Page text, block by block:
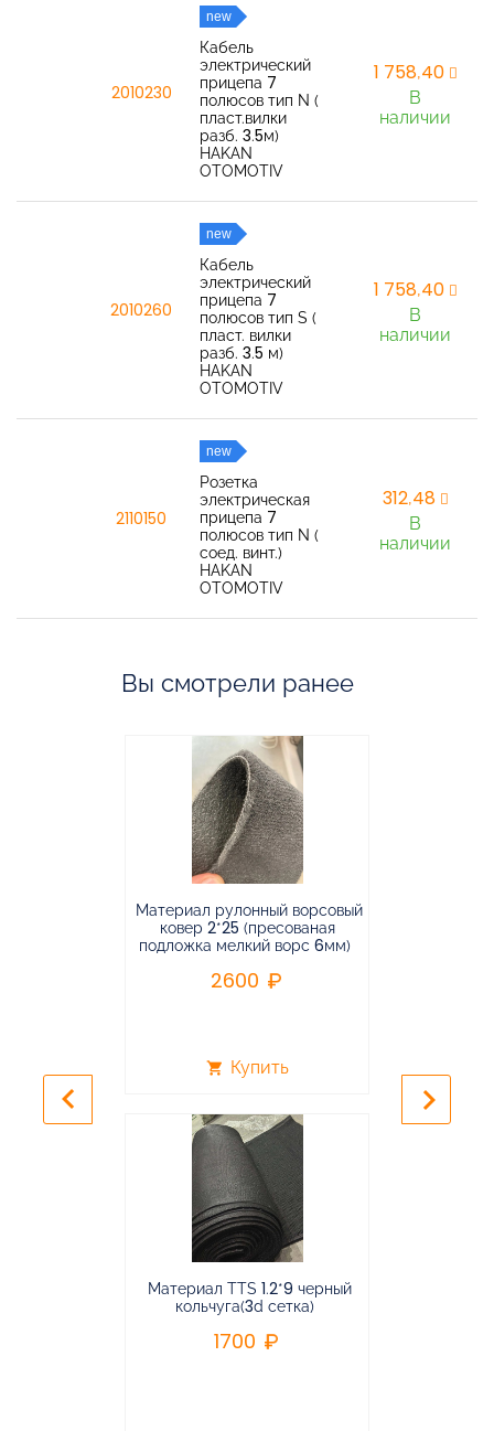
2010230
new
Кабель
электрический
прицепа 7
полюсов тип N (
пласт.вилки
разб. 3.5м)
HAKAN
OTOMOTIV
1 758,40
В
наличии
2010260
new
Кабель
электрический
прицепа 7
полюсов тип S (
пласт. вилки
разб. 3.5 м)
HAKAN
OTOMOTIV
1 758,40
В
наличии
2110150
new
Розетка
электрическая
прицепа 7
полюсов тип N (
соед. винт.)
HAKAN
OTOMOTIV
312,48
В
наличии
Вы смотрели ранее
Материал рулонный ворсовый
ковер 2*25 (пресованая
подложка мелкий ворс 6мм)
2600
shopping_cart Купить
Материал TTS 1.2*9 черный
кольчуга(3d сетка)
1700
keyboard_arrow_left keyboard_arrow_right